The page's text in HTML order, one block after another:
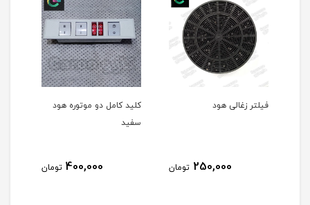
فیلتر زغالی هود
250,000 تومان
کلید کامل دو موتوره هود
سفید
400,000 تومان